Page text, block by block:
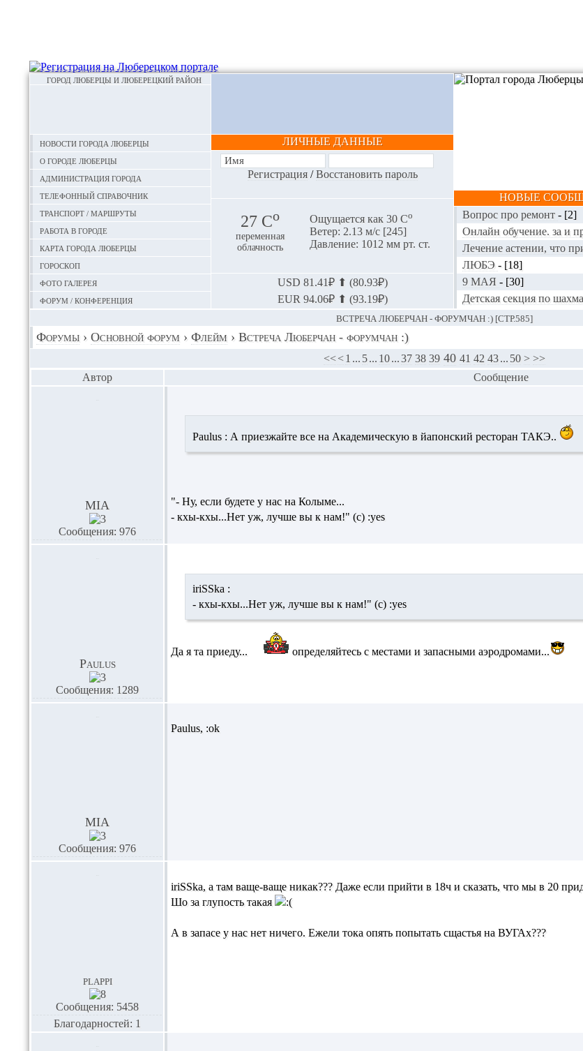
ГОРОД ЛЮБЕРЦЫ И ЛЮБЕРЕЦКИЙ РАЙОН
Новости города Люберцы
О городе Люберцы
Администрация города
Телефонный справочник
Транспорт / маршруты
Работа в городе
Карта города Люберцы
Гороскоп
Фото галерея
Форум / конференция
ЛИЧНЫЕ ДАННЫЕ
Регистрация/Восстановить пароль
27 Сo
переменная
облачность
Ощущается как 30 Сo
Ветер: 2.13 м/с [245]
Давление: 1012 мм рт. ст.
USD 81.41₽ ⬆ (80.93₽)
EUR 94.06₽ ⬆ (93.19₽)
НОВЫЕ
Вопрос про ремонт - [2]
Онлайн обучение. за и
Лечение астении, что
ЛЮБЭ - [18]
9 МАЯ - [30]
Детская секция по
ВСТРЕЧА ЛЮБЕРЧАН - ФОРУМЧАН :) [СТР.585]
Форумы › Основной форум › Флейм › Встреча Люберчан - форумчан :)
<< < 1 ... 5 ... 10 ...37 38 39 40 41 42 43 ... 50 > >>
Автор
Сообщение
MIA
Сообщения: 976
Paulus : А приезжайте все на Академическую в йапонский ресторан ТАКЭ..
"- Ну, если будете у нас на Колыме...
- кхы-кхы...Нет уж, лучше вы к нам!" (с) :yes
Paulus
Сообщения: 1289
iriSSka :
- кхы-кхы...Нет уж, лучше вы к нам!" (с) :yes
Да я та приеду... определяйтесь с местами и запасными аэродромами...
MIA
Сообщения: 976
Paulus, :ok
plappi
Сообщения: 5458
Благодарностей: 1
iriSSka, а там ваще-ваще никак??? Даже если прийти в 18ч и сказать, что мы в 20
Шо за глупость такая
А в запасе у нас нет ничего. Ежели тока опять попытать сщастья на ВУГАх???